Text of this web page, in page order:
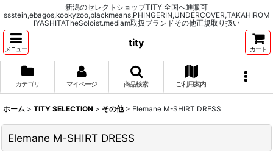
新潟のセレクトショップTITY 全国へ通販可
ssstein,ebagos,kookyzoo,blackmeans,PHINGERIN,UNDERCOVER,TAKAHIROM
IYASHITATheSoloist.mediam取扱ブランドその他正規取り扱い
メニュー
tity
カート
カテゴリ マイページ 商品検索 ご利用案内
ホーム > TITY SELECTION > その他 > Elemane M-SHIRT DRESS
Elemane M-SHIRT DRESS